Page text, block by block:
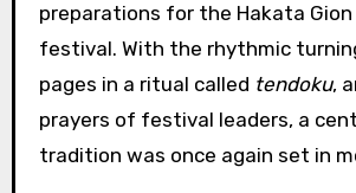
preparations for the Hakata Gion
festival. With the rhythmic
pages in a ritual called tendoku,
prayers of festival leaders, a
tradition was once again set in